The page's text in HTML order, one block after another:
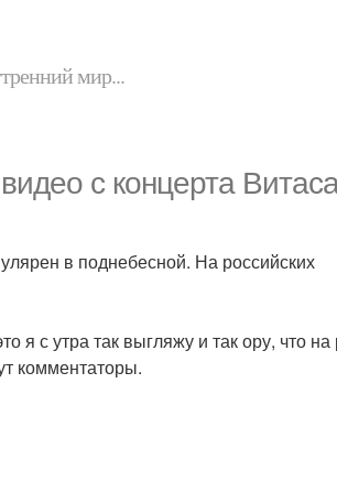
мир...
с концерта
в поднебесной. На российских
я с утра так выгляжу и так ору, что на
комментаторы.